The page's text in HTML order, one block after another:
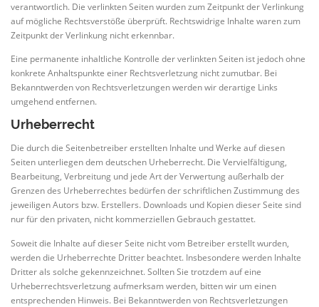
verantwortlich. Die verlinkten Seiten wurden zum Zeitpunkt der Verlinkung
auf mögliche Rechtsverstöße überprüft. Rechtswidrige Inhalte waren zum
Zeitpunkt der Verlinkung nicht erkennbar.
Eine permanente inhaltliche Kontrolle der verlinkten Seiten ist jedoch ohne
konkrete Anhaltspunkte einer Rechtsverletzung nicht zumutbar. Bei
Bekanntwerden von Rechtsverletzungen werden wir derartige Links
umgehend entfernen.
Urheberrecht
Die durch die Seitenbetreiber erstellten Inhalte und Werke auf diesen
Seiten unterliegen dem deutschen Urheberrecht. Die Vervielfältigung,
Bearbeitung, Verbreitung und jede Art der Verwertung außerhalb der
Grenzen des Urheberrechtes bedürfen der schriftlichen Zustimmung des
jeweiligen Autors bzw. Erstellers. Downloads und Kopien dieser Seite sind
nur für den privaten, nicht kommerziellen Gebrauch gestattet.
Soweit die Inhalte auf dieser Seite nicht vom Betreiber erstellt wurden,
werden die Urheberrechte Dritter beachtet. Insbesondere werden Inhalte
Dritter als solche gekennzeichnet. Sollten Sie trotzdem auf eine
Urheberrechtsverletzung aufmerksam werden, bitten wir um einen
entsprechenden Hinweis. Bei Bekanntwerden von Rechtsverletzungen